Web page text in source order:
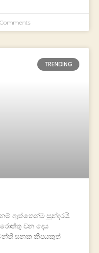
TRENDING
ඇත්තෙන්ම සුන්දරයි.
වන දෙය
ඝනක කීපයකුත්